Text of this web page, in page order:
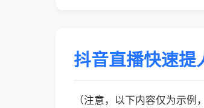
抖音直播快速提
（注意，以下内容仅为示例